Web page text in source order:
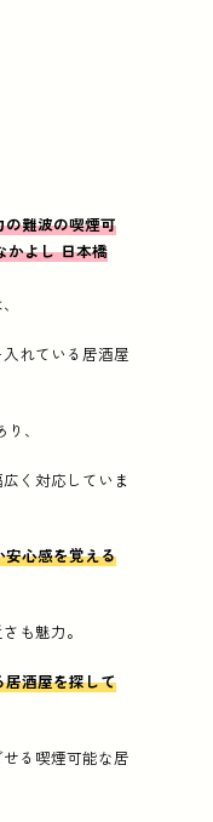
難波の喫煙可
かよし 日本橋
れている居酒屋
、
く対応していま
安心感を覚える
も魅力。
酒屋を探して
る喫煙可能な居